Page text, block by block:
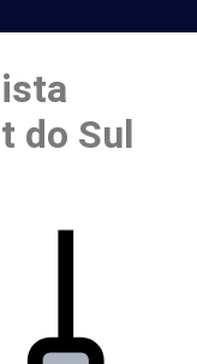
do Sul